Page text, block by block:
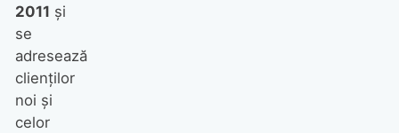
2011 şi
se
adresează
clienţilor
noi şi
celor